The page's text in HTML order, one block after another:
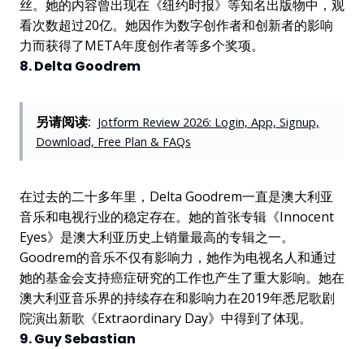
丝。她的内容曾出现在《纽约时报》等知名出版物中，观
看次数超过20亿。她因作为数字创作者和创新者的影响
力而获得了META年度创作者等多个奖项。
8. Delta Goodrem
另请阅读: Jotform Review 2026: Login, App, Signup,
Download, Free Plan & FAQs
在过去的二十多年里，Delta Goodrem一直是澳大利亚
音乐和电视行业的稳定存在。她的首张专辑《Innocent
Eyes》是澳大利亚历史上销量最高的专辑之一。
Goodrem的音乐不仅有影响力，她作为电视名人和通过
她的基金会支持癌症研究的工作也产生了重大影响。她在
澳大利亚音乐界的持续存在和影响力在2019年悉尼歌剧
院演出新歌《Extraordinary Day》中得到了体现。
9. Guy Sebastian